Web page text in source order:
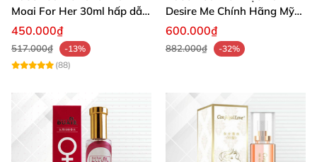
Moai For Her 30ml hấp dẫn
quyến rũ khách hàng
450.000₫
517.000₫
-13%
(88)
Desire Me Chính Hãng Mỹ
Tăng Khoái Cảm
600.000₫
882.000₫ -32%